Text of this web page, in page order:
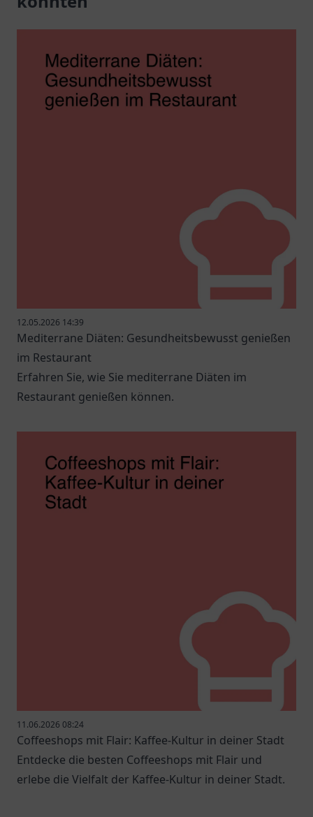
12.05.2026 14:39
Mediterrane Diäten: Gesundheitsbewusst genießen
im Restaurant
Erfahren Sie, wie Sie mediterrane Diäten im
Restaurant genießen können.
11.06.2026 08:24
Coffeeshops mit Flair: Kaffee-Kultur in deiner Stadt
Entdecke die besten Coffeeshops mit Flair und
erlebe die Vielfalt der Kaffee-Kultur in deiner Stadt.